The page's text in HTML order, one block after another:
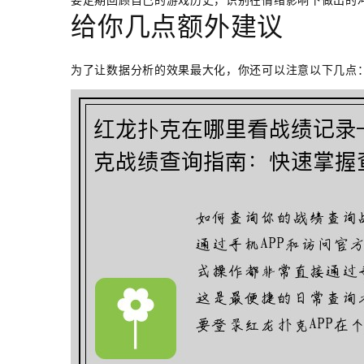
给你几点额外建议
为了让数据分析的效果最大化，你还可以注意以下几点